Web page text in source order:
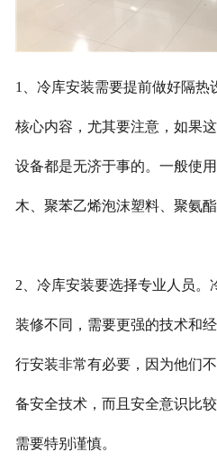
1、冷库安装需要提前做好隔热
核心内容，尤其要注意，如果
设备都是无济于事的。一般使
木、聚苯乙烯泡沫塑料、聚氨酯
2、冷库安装要选择专业人员。
装修不同，需要更强的技术和
行安装非常有必要，因为他们
备安全技术，而且安全意识比
需要特别谨慎。